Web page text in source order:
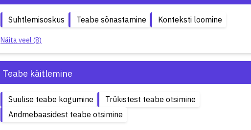
Suhtlemisoskus Teabe sõnastamine Konteksti loomine
Näita veel (8)
Teabe käitlemine
Suulise teabe kogumine
Trükistest teabe otsimine
Andmebaasidest teabe otsimine